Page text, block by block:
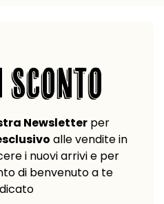
Newsletter per
alle vendite in
i nuovi arrivi e per
di benvenuto a te